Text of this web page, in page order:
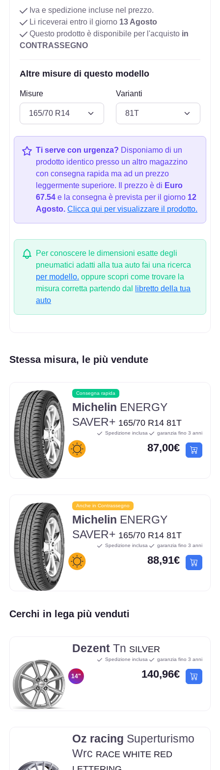
Iva e spedizione incluse nel prezzo.
Li riceverai entro il giorno 13 Agosto
Questo prodotto è disponibile per l'acquisto in
CONTRASSEGNO
Altre misure di questo modello
Misure Varianti
Ti serve con urgenza? Disponiamo di un
prodotto identico presso un altro magazzino
con consegna rapida ma ad un prezzo
leggermente superiore. Il prezzo è di Euro
67.54 e la consegna è prevista per il giorno 12
Agosto. Clicca qui per visualizzare il prodotto.
Per conoscere le dimensioni esatte degli
pneumatici adatti alla tua auto fai una ricerca
per modello. oppure scopri come trovare la
misura corretta partendo dal
libretto della tua
auto
Stessa misura, le più vendute
Consegna rapida
Michelin ENERGY
SAVER+ 165/70 R14 81T
Spedizione inclusa garanzia fino 3 anni
87,00€
Anche in Contrassegno
Michelin ENERGY
SAVER+ 165/70 R14 81T
Spedizione inclusa garanzia fino 3 anni
88,91€
Cerchi in lega più venduti
Dezent Tn SILVER
14"
Spedizione inclusa garanzia fino 3 anni
140,96€
Oz racing Superturismo
Wrc RACE WHITE RED